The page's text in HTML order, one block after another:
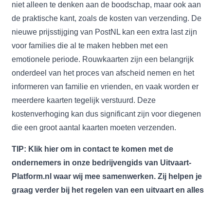
niet alleen te denken aan de boodschap, maar ook aan
de praktische kant, zoals de kosten van verzending. De
nieuwe prijsstijging van PostNL kan een extra last zijn
voor families die al te maken hebben met een
emotionele periode. Rouwkaarten zijn een belangrijk
onderdeel van het proces van afscheid nemen en het
informeren van familie en vrienden, en vaak worden er
meerdere kaarten tegelijk verstuurd. Deze
kostenverhoging kan dus significant zijn voor diegenen
die een groot aantal kaarten moeten verzenden.
TIP: Klik hier om in contact te komen met de
ondernemers in onze bedrijvengids van Uitvaart-
Platform.nl waar wij mee samenwerken. Zij helpen je
graag verder bij het regelen van een uitvaart en alles